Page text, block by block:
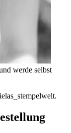
werde selbst